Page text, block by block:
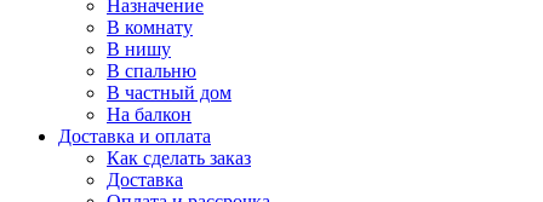
Назначение
В комнату
В нишу
В спальню
В частный дом
На балкон
Доставка и оплата
Как сделать заказ
Доставка